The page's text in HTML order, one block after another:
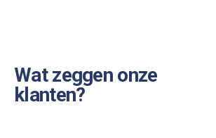
Wat zeggen onze
klanten?